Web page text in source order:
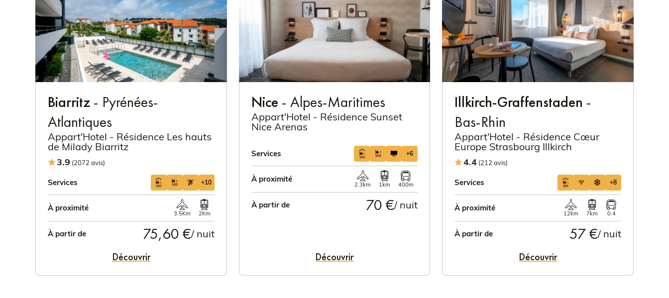
Biarritz - Pyrénées-
Atlantiques
Appart'Hotel - Résidence Les hauts
de Milady Biarritz
3.9 (2072 avis)
Services +10
À proximité
3.5Km 2Km
À partir de 75,60 €/ nuit
Découvrir
Nice - Alpes-Maritimes
Appart'Hotel - Résidence Sunset
Nice Arenas
Services +6
À proximité
2.3km 1km 400m
À partir de 70 €/ nuit
Découvrir
Illkirch-Graffenstaden -
Bas-Rhin
Appart'Hotel - Résidence Cœur
Europe Strasbourg Illkirch
4.4 (212 avis)
Services +8
À proximité
12km 7km 0.4
À partir de 57 €/ nuit
Découvrir